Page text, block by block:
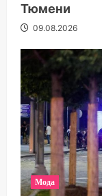
Тюмени
09.08.2026
Мода